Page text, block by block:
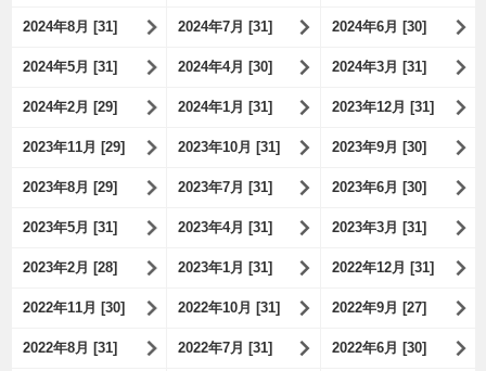
2024年8月 [31] 2024年7月 [31] 2024年6月 [30]
2024年5月 [31] 2024年4月 [30] 2024年3月 [31]
2024年2月 [29] 2024年1月 [31] 2023年12月 [31]
2023年11月 [29] 2023年10月 [31] 2023年9月 [30]
2023年8月 [29] 2023年7月 [31] 2023年6月 [30]
2023年5月 [31] 2023年4月 [31] 2023年3月 [31]
2023年2月 [28] 2023年1月 [31] 2022年12月 [31]
2022年11月 [30] 2022年10月 [31] 2022年9月 [27]
2022年8月 [31] 2022年7月 [31] 2022年6月 [30]